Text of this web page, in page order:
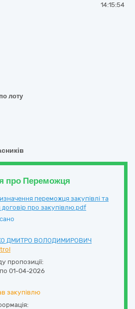
14:15:54
лоту
про Переможця
переможця закупівлі та
договір про закупівлю.pdf
ДМИТРО ВОЛОДИМИРОВИЧ
пропозиції:
01-04-2026
закупівлю